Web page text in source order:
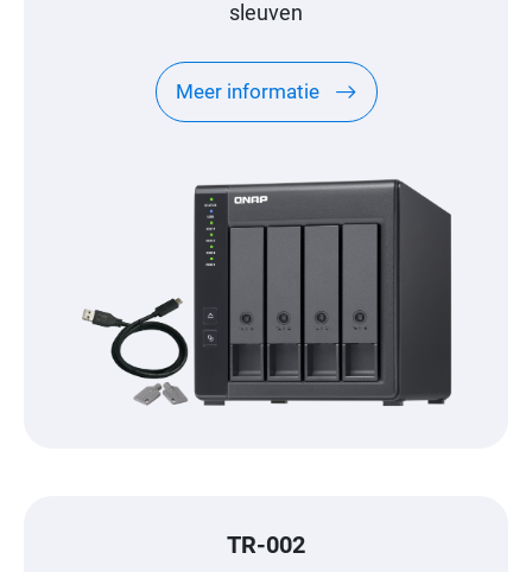
sleuven
Meer informatie
TR-002